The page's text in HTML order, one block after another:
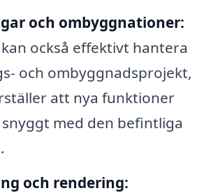
och ombyggnationer:
också effektivt hantera
och ombyggnadsprojekt,
att nya funktioner
med den befintliga
och rendering: